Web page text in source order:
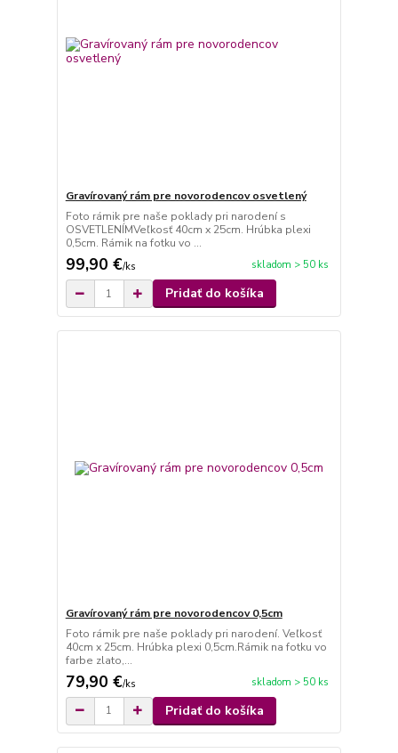
Gravírovaný rám pre novorodencov osvetlený
Foto rámik pre naše poklady pri narodení s
OSVETLENÍMVeľkosť 40cm x 25cm. Hrúbka plexi
0,5cm. Rámik na fotku vo ...
99,90 €/ks skladom > 50 ks
Pridať do košíka
Gravírovaný rám pre novorodencov 0,5cm
Foto rámik pre naše poklady pri narodení. Veľkosť
40cm x 25cm. Hrúbka plexi 0,5cm.Rámik na fotku vo
farbe zlato,...
79,90 €/ks skladom > 50 ks
Pridať do košíka